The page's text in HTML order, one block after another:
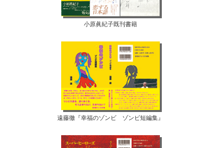
小原眞紀子既刊書籍
遠藤徹『幸福のゾンビ ゾンビ短編集』